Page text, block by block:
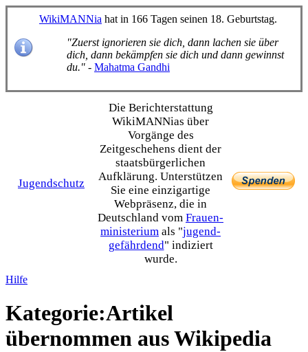
WikiMANNia hat in 166 Tagen seinen 18. Geburtstag.
"Zuerst ignorieren sie dich, dann lachen sie über
dich, dann bekämpfen sie dich und dann gewinnst
du." - Mahatma Gandhi
Jugendschutz
Die Bericht­erstattung
WikiMANNias über
Vorgänge des
Zeitgeschehens dient der
staats­bürgerlichen
Aufklärung. Unterstützen
Sie eine einzig­artige
Webpräsenz, die in
Deutschland vom Frauen­
ministerium als "jugend­
gefährdend" indiziert
wurde.
Hilfe
Kategorie:Artikel
übernommen aus Wikipedia